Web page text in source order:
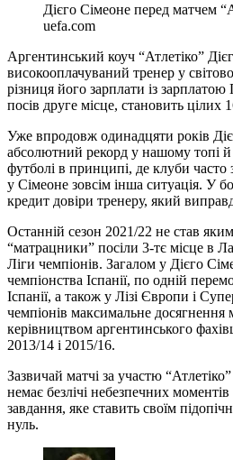
Дієго Сімеоне перед матчем
uefa.com
Аргентинський коуч “Атлетіко”
високооплачуваний тренер у
різниця його зарплати із
посів друге місце, становить цілих
Уже впродовж одинадцяти років
абсолютний рекорд у нашому топі
футболі в принципі, де клуби
у Сімеоне зовсім інша ситуація. У
кредит довіри тренеру, який
Останній сезон 2021/22 не став
“матрацники” посіли 3-тє місце в
Ліги чемпіонів. Загалом у Дієго
чемпіонства Іспанії, по одній
Іспанії, а також у Лізі Європи і
чемпіонів максимальне досягнення
керівництвом аргентинського
2013/14 і 2015/16.
Зазвичай матчі за участю
немає безлічі небезпечних
завдання, яке ставить своїм
нуль.